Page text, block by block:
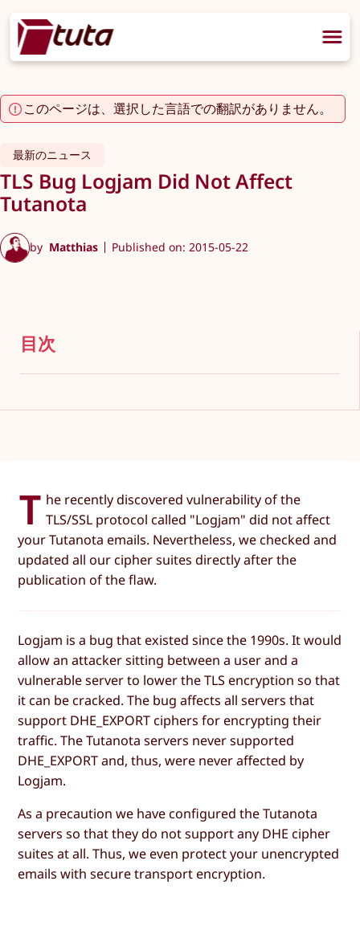
このページは、選択した言語での翻訳がありません。
最新のニュース
TLS Bug Logjam Did Not Affect
Tutanota
by Matthias Published on: 2015-05-22
目次
T he recently discovered vulnerability of the
TLS/SSL protocol called "Logjam" did not affect
your Tutanota emails. Nevertheless, we checked and
updated all our cipher suites directly after the
publication of the flaw.
Logjam is a bug that existed since the 1990s. It would
allow an attacker sitting between a user and a
vulnerable server to lower the TLS encryption so that
it can be cracked. The bug affects all servers that
support DHE_EXPORT ciphers for encrypting their
traffic. The Tutanota servers never supported
DHE_EXPORT and, thus, were never affected by
Logjam.
As a precaution we have configured the Tutanota
servers so that they do not support any DHE cipher
suites at all. Thus, we even protect your unencrypted
emails with secure transport encryption.